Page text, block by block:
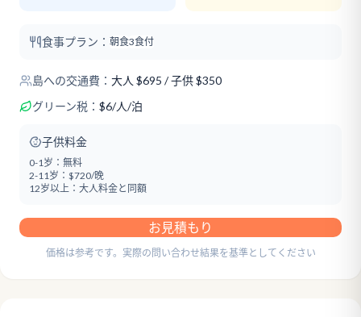
食事プラン： 朝食3食付
島への交通費： 大人 $695 / 子供 $350
グリーン税： $6/人/泊
子供料金
0-1岁： 無料
2-11岁： $720/晚
12岁以上： 大人料金と同額
お見積もり
価格は参考です。実際の問い合わせ結果を基準としてください